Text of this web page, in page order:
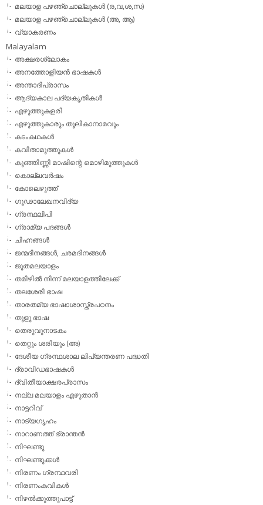
മലയാള പഴഞ്ചൊല്ലുകള്‍ (ര,വ,ശ,സ)
മലയാള പഴഞ്ചൊല്ലുകൾ (അ, ആ)
വ്യാകരണം
Malayalam
അക്ഷരശ്ലോകം
അനത്തോളിയന്‍ ഭാഷകള്‍
അന്താദിപ്രാസം
ആദ്യകാല പദ്യകൃതികള്‍
എഴുത്തുകളരി
എഴുത്തുകാരും തൂലികാനാമവും
കടംകഥകള്‍
കവിതാമുത്തുകള്‍
കുഞ്ഞിണ്ണി മാഷിന്റെ മൊഴിമുത്തുകള്‍
കൊല്ലവര്‍ഷം
കോലെഴുത്ത്
ഗൂഢാലേഖനവിദ്യ
ഗ്രന്ഥലിപി
ഗ്രാമ്യ പദങ്ങള്‍
ചിഹ്നങ്ങള്‍
ജന്മദിനങ്ങള്‍, ചരമദിനങ്ങള്‍
ജൂതമലയാളം
തമിഴില്‍ നിന്ന് മലയാളത്തിലേക്ക്
തലശേരി ഭാഷ
താരതമ്യ ഭാഷാശാസ്ത്രപഠനം
തുളു ഭാഷ
തെരുവുനാടകം
തെറ്റും ശരിയും (അ)
ദേശീയ ഗ്രന്ഥശാല ലിപ്യന്തരണ പദ്ധതി
ദ്രാവിഡഭാഷകള്‍
ദ്വിതീയാക്ഷരപ്രാസം
നല്ല മലയാളം എഴുതാന്‍
നാട്ടറിവ്
നാട്യഗൃഹം
നാറാണത്ത് ഭ്രാന്തന്‍
നിഘണ്ടു
നിഘണ്ടുക്കള്‍
നിരണം ഗ്രന്ഥവരി
നിരണംകവികള്‍
നിഴല്‍ക്കുത്തുപാട്ട്